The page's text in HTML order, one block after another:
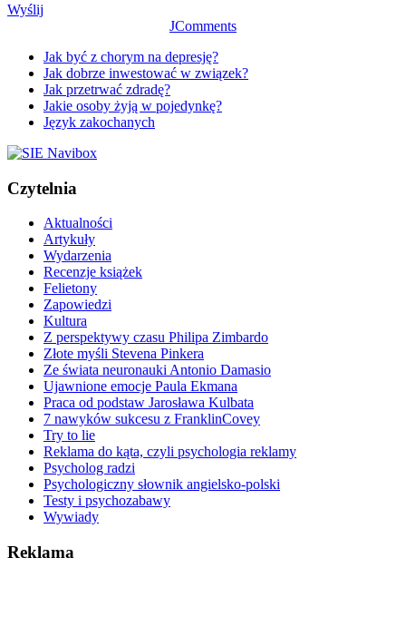
Wyślij
JComments
Jak być z chorym na depresję?
Jak dobrze inwestować w związek?
Jak przetrwać zdradę?
Jakie osoby żyją w pojedynkę?
Język zakochanych
Czytelnia
Aktualności
Artykuły
Wydarzenia
Recenzje książek
Felietony
Zapowiedzi
Kultura
Z perspektywy czasu Philipa Zimbardo
Złote myśli Stevena Pinkera
Ze świata neuronauki Antonio Damasio
Ujawnione emocje Paula Ekmana
Praca od podstaw Jarosława Kulbata
7 nawyków sukcesu z FranklinCovey
Try to lie
Reklama do kąta, czyli psychologia reklamy
Psycholog radzi
Psychologiczny słownik angielsko-polski
Testy i psychozabawy
Wywiady
Reklama